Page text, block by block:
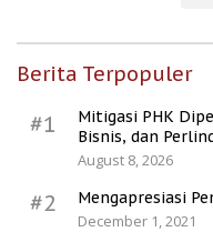
Berita Terpopuler
#1
Mitigasi PHK
Bisnis, dan
August 8, 2026
#2
Mengapresiasi
December 1, 2021